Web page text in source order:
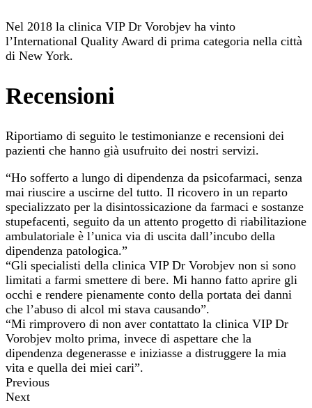
Nel 2018 la clinica VIP Dr Vorobjev ha vinto
l’International Quality Award di prima categoria nella città
di New York.
Recensioni
Riportiamo di seguito le testimonianze e recensioni dei
pazienti che hanno già usufruito dei nostri servizi.
“Ho sofferto a lungo di dipendenza da psicofarmaci, senza
mai riuscire a uscirne del tutto. Il ricovero in un reparto
specializzato per la disintossicazione da farmaci e sostanze
stupefacenti, seguito da un attento progetto di riabilitazione
ambulatoriale è l’unica via di uscita dall’incubo della
dipendenza patologica.”
“Gli specialisti della clinica VIP Dr Vorobjev non si sono
limitati a farmi smettere di bere. Mi hanno fatto aprire gli
occhi e rendere pienamente conto della portata dei danni
che l’abuso di alcol mi stava causando”.
“Mi rimprovero di non aver contattato la clinica VIP Dr
Vorobjev molto prima, invece di aspettare che la
dipendenza degenerasse e iniziasse a distruggere la mia
vita e quella dei miei cari”.
Previous
Next